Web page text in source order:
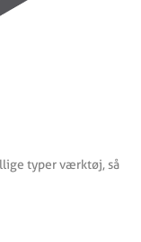
typer værktøj, så